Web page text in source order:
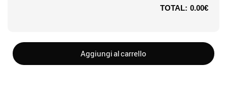
TOTAL: 0.00€
Aggiungi al carrello